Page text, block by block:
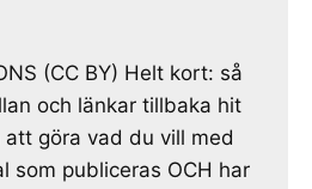
(CC BY) Helt kort: så
och länkar tillbaka hit
göra vad du vill med
som publiceras OCH har